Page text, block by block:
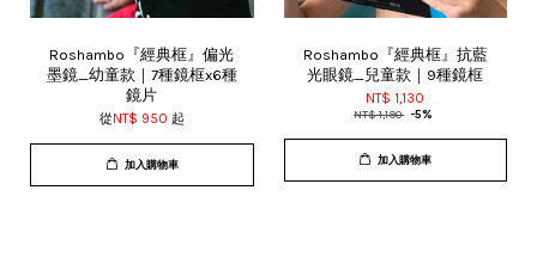
Roshambo『經典框』偏光
墨鏡_幼童款｜7種鏡框x6種
鏡片
從NT$ 950 起
加入購物車
Roshambo『經典框』抗藍
光眼鏡_兒童款｜9種鏡框
NT$ 1,130
NT$ 1,190 -5%
加入購物車